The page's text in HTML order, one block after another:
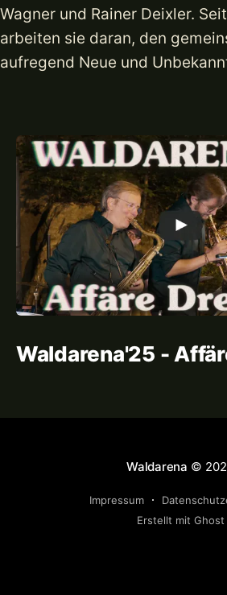
Wagner und Rainer Deixler.
arbeiten sie daran, den
aufregend Neue und
Waldarena'25 -
Waldarena ©
Impressum
Erstellt mit Ghost